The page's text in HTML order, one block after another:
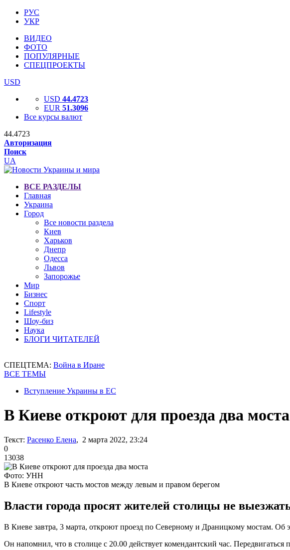
РУС
УКР
ВИДЕО
ФОТО
ПОПУЛЯРНЫЕ
СПЕЦПРОЕКТЫ
USD
USD 44.4723
EUR 51.3096
Все курсы валют
44.4723
Авторизация
Поиск
UA
ВСЕ РАЗДЕЛЫ
Главная
Украина
Город
Все новости раздела
Киев
Харьков
Днепр
Одесса
Львов
Запорожье
Мир
Бизнес
Спорт
Lifestyle
Шоу-биз
Наука
БЛОГИ ЧИТАТЕЛЕЙ
СПЕЦТЕМА: Война в Иране
ВСЕ ТЕМЫ
Вступление Украины в ЕС
В Киеве откроют для проезда два моста
Текст: Расенко Елена, 2 марта 2022, 23:24
0
13038
Фото: УНН
В Киеве откроют часть мостов между левым и правом берегом
Власти города просят жителей столицы не
В Киеве завтра, 3 марта, откроют проезд по Северному и Драницкому мостам. Об
Он напомнил, что в столице с 20.00 действует комендантский час.